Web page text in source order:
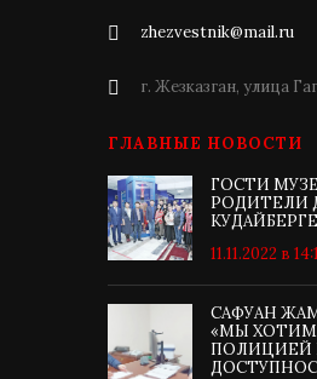
zhezvestnik@mail.ru
г. Жезказган, улица
ГЛАВНЫЕ НОВОСТИ
ГОСТИ
РОДИТЕЛИ
11.11.2022 в
САФУАН
«МЫ ХОТИМ
ПОЛИЦИЕЙ